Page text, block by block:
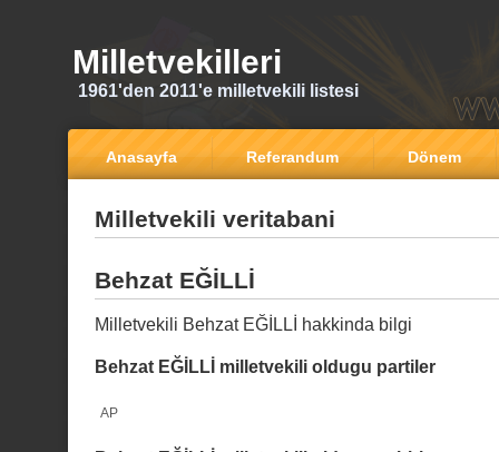
Milletvekilleri
1961'den 2011'e milletvekili listesi
Anasayfa Referandum Dönem
Milletvekili veritabani
Behzat EĞİLLİ
Milletvekili Behzat EĞİLLİ hakkinda bilgi
Behzat EĞİLLİ milletvekili oldugu partiler
AP